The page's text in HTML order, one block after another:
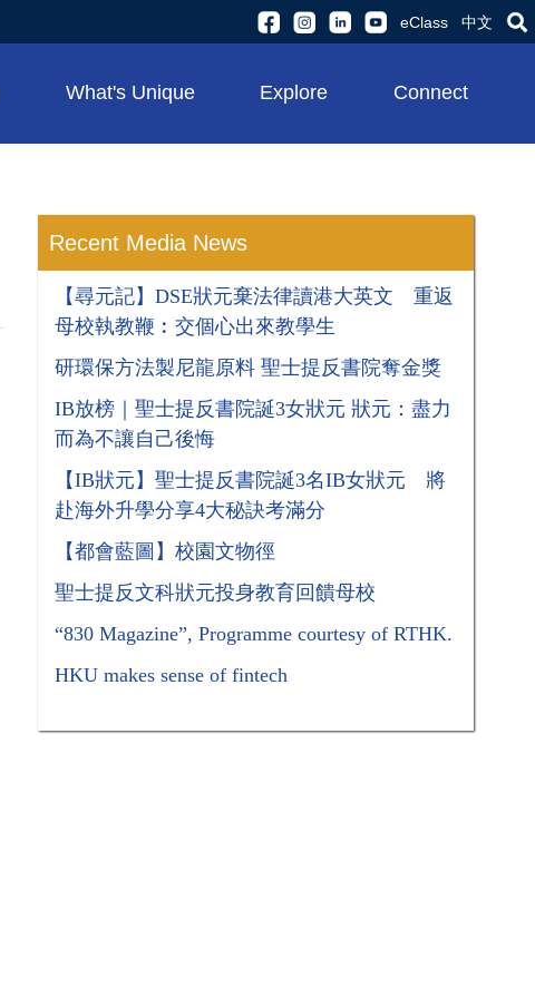
eClass 中文
What's Unique Explore Connect
Recent Media News
【尋元記】DSE狀元棄法律讀港大英文 重返
母校執教鞭︰交個心出來教學生
研環保方法製尼龍原料 聖士提反書院奪金獎
​​​​​​​IB放榜｜聖士提反書院誕3女狀元 狀元：盡力
而為不讓自己後悔
【IB狀元】聖士提反書院誕3名IB女狀元 將
赴海外升學分享4大秘訣考滿分
【都會藍圖】校園文物徑
聖士提反文科狀元投身教育回饋母校
“830 Magazine”, Programme courtesy of RTHK.
HKU makes sense of fintech